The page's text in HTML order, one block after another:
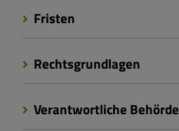
Fristen
Rechtsgrundlagen
Verantwortliche Behörde